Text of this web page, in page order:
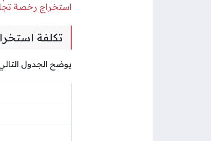
استخراج رخصة
تكلفة
يوضح الجدول